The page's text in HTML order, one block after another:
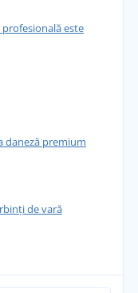
este
daneză premium
de vară